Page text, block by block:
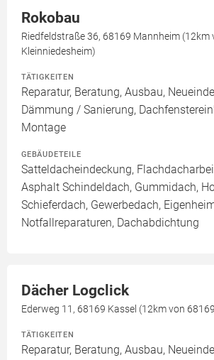
Rokobau
Riedfeldstraße 36, 68169 Mannheim (12km
Kleinniedesheim)
TÄTIGKEITEN
Reparatur, Beratung, Ausbau,
Dämmung / Sanierung,
Montage
GEBÄUDETEILE
Satteldacheindeckung,
Asphalt Schindeldach, Gummidach,
Schieferdach, Gewerbedach,
Notfallreparaturen, Dachabdichtung
Dächer Logclick
Ederweg 11, 68169 Kassel (12km von
TÄTIGKEITEN
Reparatur, Beratung, Ausbau,